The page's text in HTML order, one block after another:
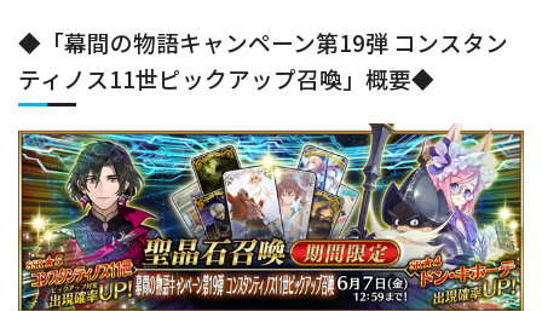
◆「幕間の物語キャンペーン第19弾 コンスタン
ティノス11世ピックアップ召喚」概要◆